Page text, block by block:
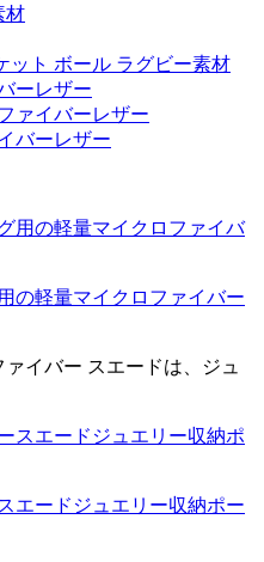
材
ット ボール ラグビー素材
ーレザー
ァイバーレザー
バーレザー
の軽量マイクロファイバー
イバー スエードは、ジュ
エードジュエリー収納ポー